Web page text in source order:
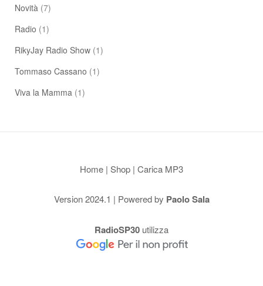
Novità (7)
Radio (1)
RikyJay Radio Show (1)
Tommaso Cassano (1)
Viva la Mamma (1)
Home | Shop | Carica MP3
Version 2024.1 | Powered by Paolo Sala
RadioSP30 utilizza